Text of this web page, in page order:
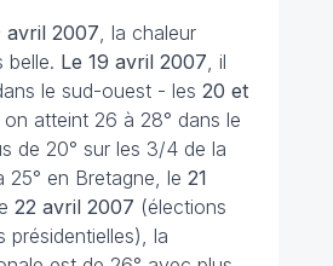
avril 2007, la chaleur
belle. Le 19 avril 2007, il
le sud-ouest - les 20 et
on atteint 26 à 28° dans le
de 20° sur les 3/4 de la
25° en Bretagne, le 21
22 avril 2007 (élections
présidentielles), la